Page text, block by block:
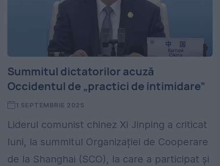
Summitul dictatorilor acuză
Occidentul de „practici de intimidare”
1 SEPTEMBRIE 2025
Liderul comunist chinez Xi Jinping a criticat
luni, la summitul Organizației de Cooperare
de la Shanghai (SCO), la care a participat și